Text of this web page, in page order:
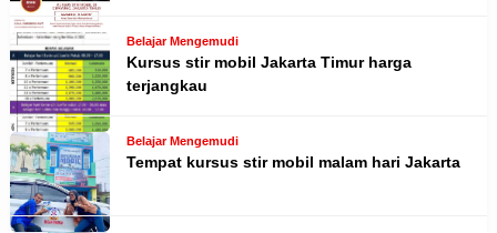
Belajar Mengemudi
Kursus stir mobil Jakarta Timur harga
terjangkau
Belajar Mengemudi
Tempat kursus stir mobil malam hari Jakarta